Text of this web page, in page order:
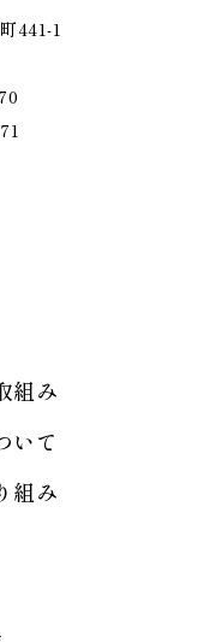
441-1
組み
いて
組み